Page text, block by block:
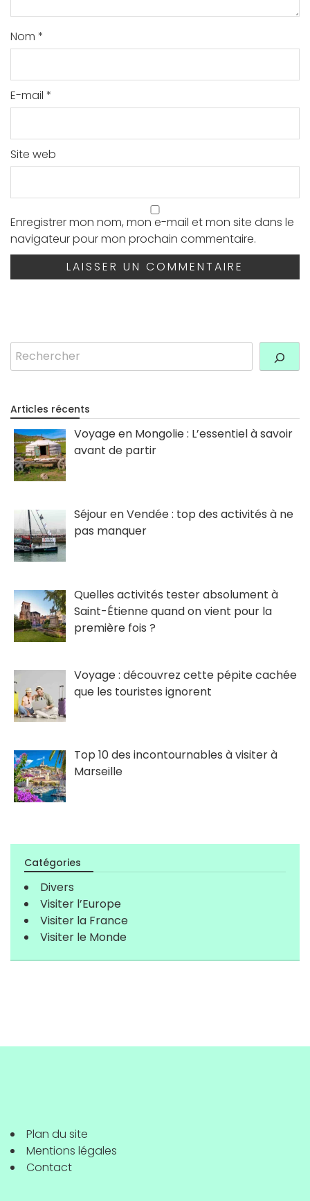
Nom *
E-mail *
Site web
Enregistrer mon nom, mon e-mail et mon site dans le
navigateur pour mon prochain commentaire.
Rechercher
Articles récents
Voyage en Mongolie : L’essentiel à savoir
avant de partir
Séjour en Vendée : top des activités à ne
pas manquer
Quelles activités tester absolument à
Saint-Étienne quand on vient pour la
première fois ?
Voyage : découvrez cette pépite cachée
que les touristes ignorent
Top 10 des incontournables à visiter à
Marseille
Catégories
Divers
Visiter l’Europe
Visiter la France
Visiter le Monde
Plan du site
Mentions légales
Contact